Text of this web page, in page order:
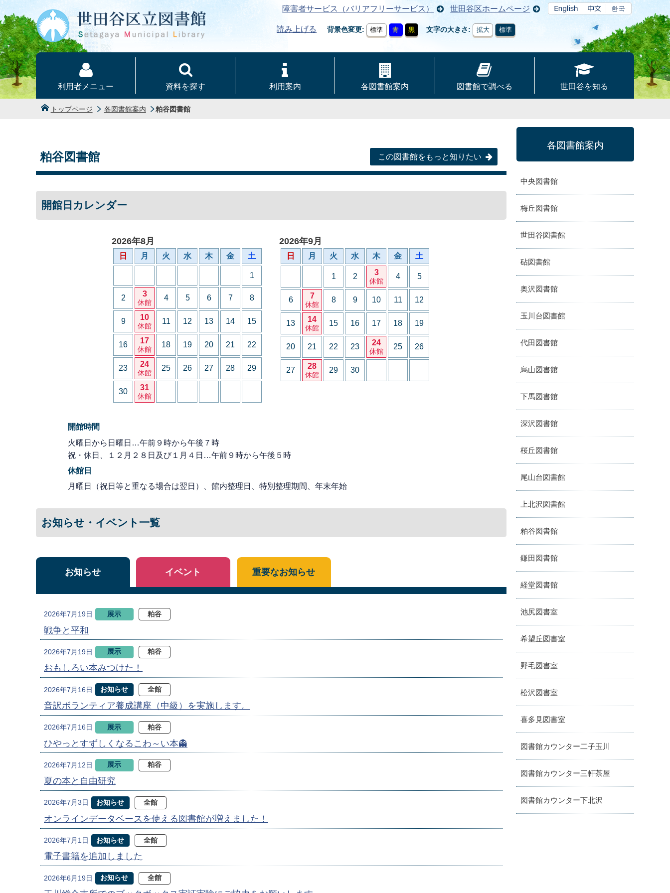
本文へ
障害者サービス（バリアフリーサービス） 世田谷区ホームページ
読み上げる 背景色変更 標準 青 黒 文字の大きさ 拡大 標準
利用者メニュー 資料を探す 利用案内 各図書館案内 図書館で調べる 世田谷を知る
トップページ 各図書館案内 粕谷図書館
粕谷図書館 この図書館をもっと知りたい
開館日カレンダー
2026年8月
日 月 火 水 木 金 土
1
2 3
休館
4 5 6 7 8
9 10
休館
11 12 13 14 15
16 17
休館
18 19 20 21 22
23 24
休館
25 26 27 28 29
30 31
休館
2026年9月
日 月 火 水 木 金 土
1 2 3
休館
4 5
6 7
休館
8 9 10 11 12
13 14
休館
15 16 17 18 19
20 21 22 23 24
休館
25 26
27 28
休館
29 30
開館時間
火曜日から日曜日…午前９時から午後７時
祝・休日、１２月２８日及び１月４日…午前９時から午後５時
休館日
月曜日（祝日等と重なる場合は翌日）、館内整理日、特別整理期間、年末年始
お知らせ・イベント一覧
お知らせ
2026年7月19日 展示 粕谷
戦争と平和
2026年7月19日 展示 粕谷
おもしろい本みつけた！
2026年7月16日 お知らせ 全館
音訳ボランティア養成講座（中級）を実施します。
2026年7月16日 展示 粕谷
ひやっとすずしくなるこわ～い本👻
2026年7月12日 展示 粕谷
夏の本と自由研究
2026年7月3日 お知らせ 全館
オンラインデータベースを使える図書館が増えました！
2026年7月1日 お知らせ 全館
電子書籍を追加しました
2026年6月19日 お知らせ 全館
イベント 重要なお知らせ
各図書館案内
中央図書館
梅丘図書館
世田谷図書館
砧図書館
奥沢図書館
玉川台図書館
代田図書館
烏山図書館
下馬図書館
深沢図書館
桜丘図書館
尾山台図書館
上北沢図書館
粕谷図書館
鎌田図書館
経堂図書館
池尻図書室
希望丘図書室
野毛図書室
松沢図書室
喜多見図書室
図書館カウンター二子玉川
図書館カウンター三軒茶屋
図書館カウンター下北沢